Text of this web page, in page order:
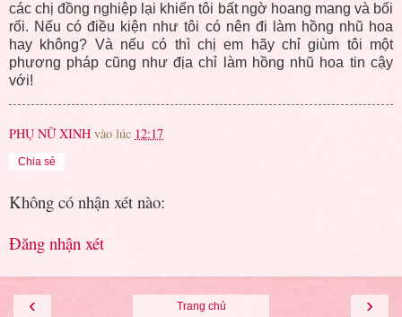
các chị đồng nghiệp lại khiến tôi bất ngờ hoang mang và bối
rối. Nếu có điều kiện như tôi có nên đi làm hồng nhũ hoa
hay không? Và nếu có thì chị em hãy chỉ giùm tôi một
phương pháp cũng như địa chỉ làm hồng nhũ hoa tin cậy
với!
PHỤ NỮ XINH vào lúc 12:17
Chia sẻ
Không có nhận xét nào:
Đăng nhận xét
‹ ›
Trang chủ